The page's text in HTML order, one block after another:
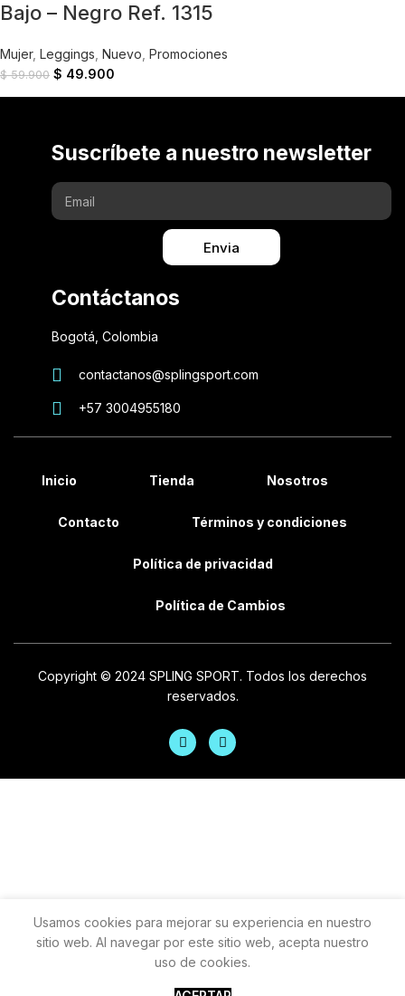
Bajo – Negro Ref. 1315
Mujer, Leggings Nuevo Promociones
$59.900 $ 49.900
Suscríbete a nuestro newsletter
Envia
Contáctanos
Bogotá, Colombia
contactanos@splingsport.com
+57 3004955180
Inicio Tienda Nosotros
Contacto Términos y condiciones
Política de privacidad
Política de Cambios
Copyright © 2024 SPLING SPORT. Todos los derechos
reservados.
Usamos cookies para mejorar su experiencia en nuestro
sitio web. Al navegar por este sitio web, acepta nuestro
uso de cookies.